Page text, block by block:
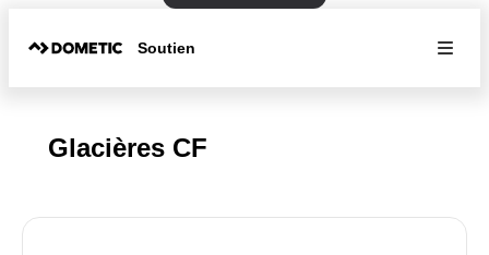
Soutien
Glacières CF